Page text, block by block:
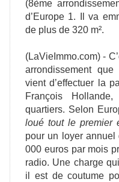
(8ème
d’Europe 1. Il va
de plus de 320 m².
(LaVieImmo.com) -
arrondissement
vient d’effectuer la
François
quartiers. Selon
loué tout le premier
pour un loyer
000 euros par mois
radio. Une charge
il est de coutume